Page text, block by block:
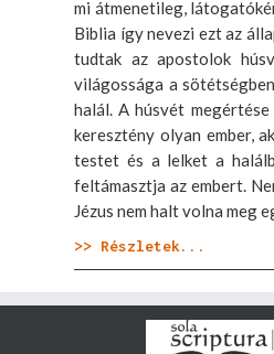
mi átmenetileg,
Biblia így nevezi ezt az
tudtak az apostolok
világossága a
halál. A húsvét
keresztény olyan ember,
testet és a lelket a
feltámasztja az embert.
Jézus nem halt volna meg
>> Részletek...